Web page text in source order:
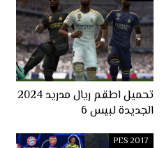
تحميل اطقم ريال مدريد 2024
الجديدة لبيس 6
PES 2017